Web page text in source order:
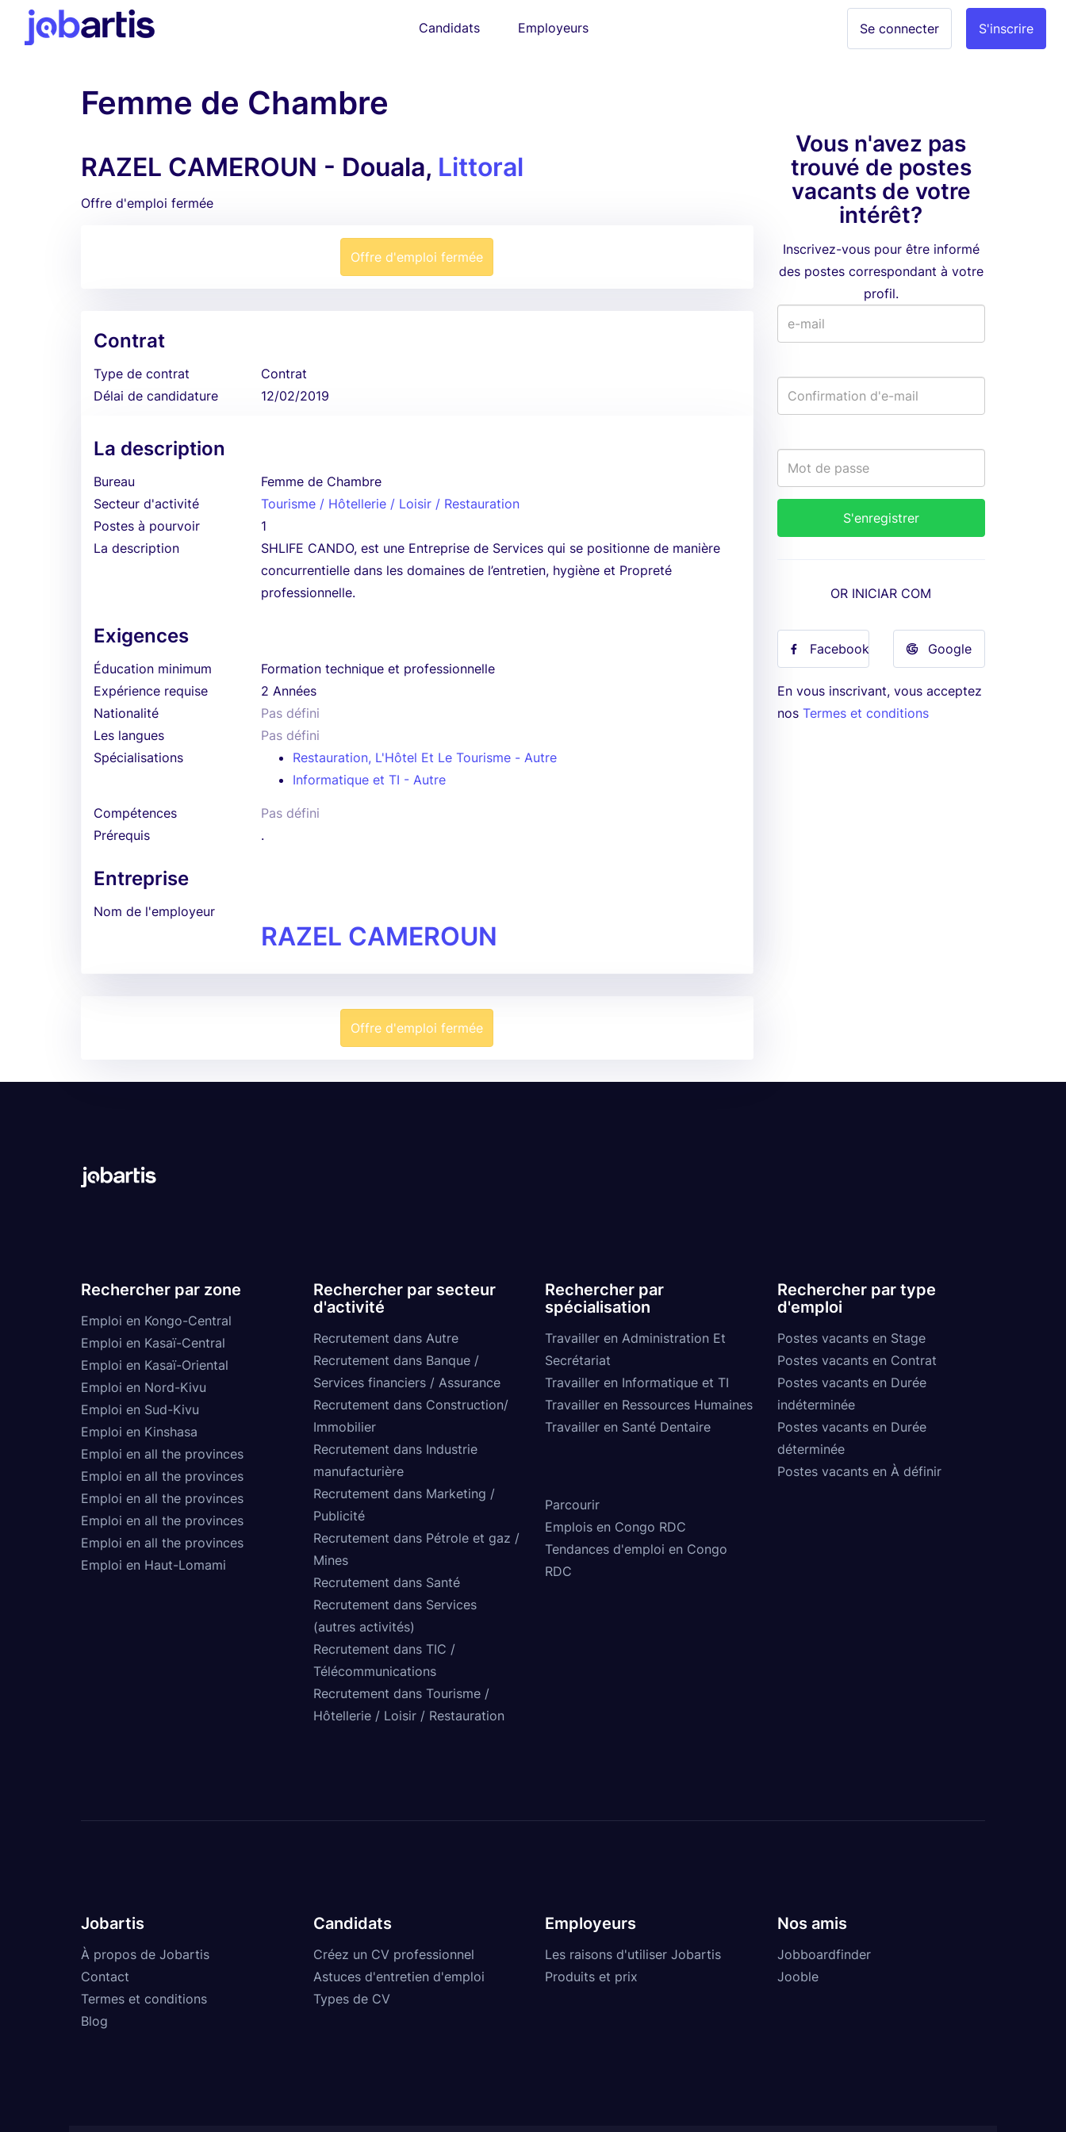
Candidats Employeurs S'inscrire
Se connecter
Femme de Chambre
RAZEL CAMEROUN - Douala, Littoral
Offre d'emploi fermée
Offre d'emploi fermée
Contrat
Type de contrat
Contrat
Délai de candidature
12/02/2019
La description
Bureau
Femme de Chambre
Secteur d'activité
Tourisme / Hôtellerie / Loisir / Restauration
Postes à pourvoir
1
La description
SHLIFE CANDO, est une Entreprise de Services qui se positionne de manière
concurrentielle dans les domaines de l’entretien, hygiène et Propreté
professionnelle.
Exigences
Éducation minimum
Formation technique et professionnelle
Expérience requise
2 Années
Nationalité
Pas défini
Les langues
Pas défini
Spécialisations
Restauration, L'Hôtel Et Le Tourisme - Autre
Informatique et TI - Autre
Compétences
Pas défini
Prérequis
.
Entreprise
Nom de l'employeur
RAZEL CAMEROUN
Offre d'emploi fermée
Vous n'avez pas
trouvé de postes
vacants de votre
intérêt?
Inscrivez-vous pour être informé
des postes correspondant à votre
profil.
OR INICIAR COM
Facebook Google
En vous inscrivant, vous acceptez
nos Termes et conditions
Rechercher par zone
Emploi en Kongo-Central
Emploi en Kasaï-Central
Emploi en Kasaï-Oriental
Emploi en Nord-Kivu
Emploi en Sud-Kivu
Emploi en Kinshasa
Emploi en all the provinces
Emploi en all the provinces
Emploi en all the provinces
Emploi en all the provinces
Emploi en all the provinces
Emploi en Haut-Lomami
Rechercher par secteur
d'activité
Recrutement dans Autre
Recrutement dans Banque /
Services financiers / Assurance
Recrutement dans Construction/
Immobilier
Recrutement dans Industrie
manufacturière
Recrutement dans Marketing /
Publicité
Recrutement dans Pétrole et gaz /
Mines
Recrutement dans Santé
Recrutement dans Services
(autres activités)
Recrutement dans TIC /
Télécommunications
Recrutement dans Tourisme /
Hôtellerie / Loisir / Restauration
Rechercher par
spécialisation
Travailler en Administration Et
Secrétariat
Travailler en Informatique et TI
Travailler en Ressources Humaines
Travailler en Santé Dentaire
Rechercher par type
d'emploi
Postes vacants en Stage
Postes vacants en Contrat
Postes vacants en Durée
indéterminée
Postes vacants en Durée
déterminée
Postes vacants en À définir
Parcourir
Emplois en Congo RDC
Tendances d'emploi en Congo
RDC
Jobartis
À propos de Jobartis
Contact
Termes et conditions
Blog
Candidats
Créez un CV professionnel
Astuces d'entretien d'emploi
Types de CV
Employeurs
Les raisons d'utiliser Jobartis
Produits et prix
Nos amis
Jobboardfinder
Jooble